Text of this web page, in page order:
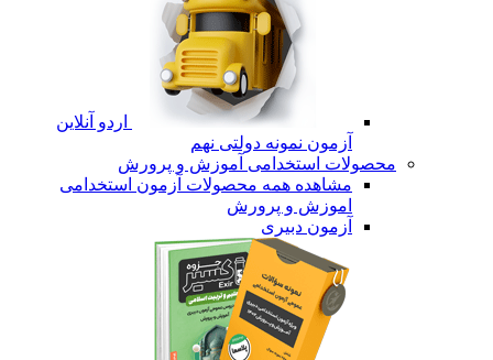
اردو آنلاین
آزمون نمونه دولتی نهم
محصولات استخدامی آموزش و پرورش
مشاهده همه محصولات آزمون استخدامی
اموزش و پرورش
آزمون دبیری